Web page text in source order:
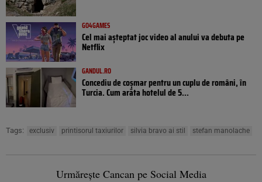
GO4GAMES
Cel mai așteptat joc video al anului va debuta pe
Netflix
GANDUL.RO
Concediu de coșmar pentru un cuplu de români, în
Turcia. Cum arăta hotelul de 5...
Tags: exclusiv printisorul taxiurilor silvia bravo ai stil stefan manolache
Urmărește Cancan pe Social Media